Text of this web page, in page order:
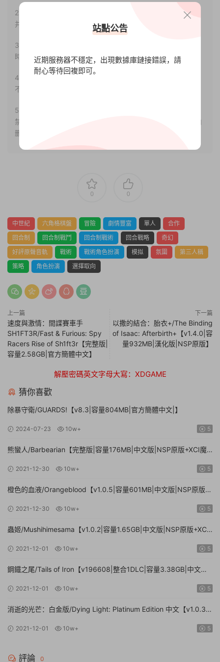
2.若您需要商業運營或用于其他商業活動，請您購買正版授權
并合法使用。
3.如果本站有侵犯、不妥之處的資源，請聯系我們。将會第一
時間解決！
4.本站部分内容均由互聯網收集整理，僅供大家參考、學習，
不存在任何商業目的與商業用途。
5.本站提供的所有資源僅供參考學習使用，版權歸原著所有，
禁止下載本站資源參與任何商業和非法行爲，請于24小時之内
删除!
0 0
中世紀 六角格棋盤 冒險 劇情豐富 單人
合作
回合制
回合制戰鬥 回合制戰術 回合戰略
奇幻
好評原聲音軌
戰術 戰術角色扮演 模拟 氛圍
第三人稱
策略
角色扮演 選擇取向
上一篇
速度與激情：間諜賽車手
SH1FT3R/Fast & Furious: Spy
Racers Rise of Sh1ft3r【完整版|
容量2.58GB|官方簡體中文】
下一篇
以撒的結合：胎衣+/The Binding
of Isaac: Afterbirth+【v1.4.0|容
量932MB|漢化版|NSP原版】
解壓密碼英文字母大寫：XDGAME
猜你喜歡
除暴守衛/GUARDS!【v8.3|容量804MB|官方簡體中文|】
2024-07-23 10w+ 5
熊蠻人/Barbearian【完整版|容量176MB|中文版|NSP原版+XCI魔
2021-12-30 10w+ 5
橙色的血液/Orangeblood【v1.0.5|容量601MB|中文版|NSP原版
2021-12-30 10w+ 5
蟲姬/Mushihimesama【v1.0.2|容量1.65GB|中文版|NSP原版+XCI
2021-12-01 10w+ 5
鋼鐵之尾/Tails of Iron【v196608|整合1DLC|容量3.38GB|中文
2021-12-01 10w+ 5
消逝的光芒：白金版/Dying Light: Platinum Edition 中文【v1.0.3|
2021-12-01 10w+ 5
評論 0
站點公告
近期服務器不穩定，出現數據庫鏈接錯誤，請
耐心等待回複即可。